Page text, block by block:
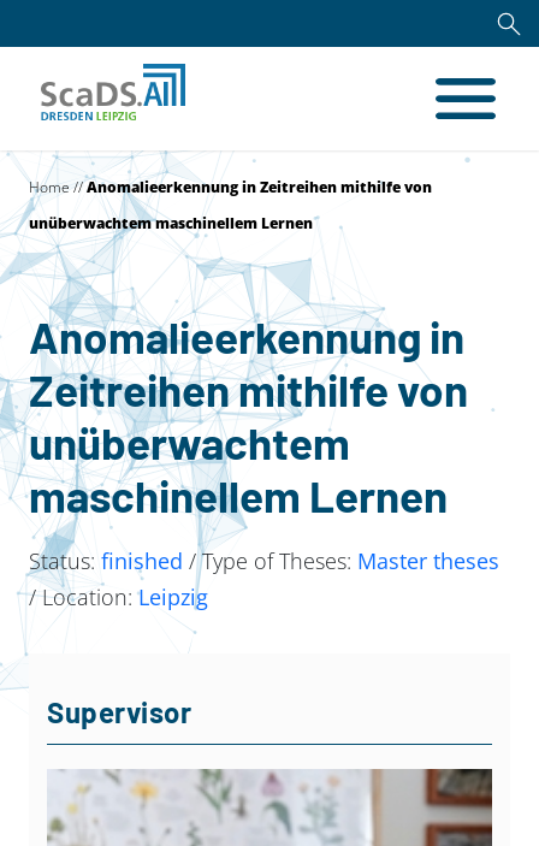
Home//Anomalieerkennung in Zeitreihen mithilfe von
unüberwachtem maschinellem Lernen
Supervisor
Anomalieerkennung in
Zeitreihen mithilfe von
unüberwachtem
maschinellem Lernen
Status: finished / Type of Theses: Master theses
/ Location:Leipzig